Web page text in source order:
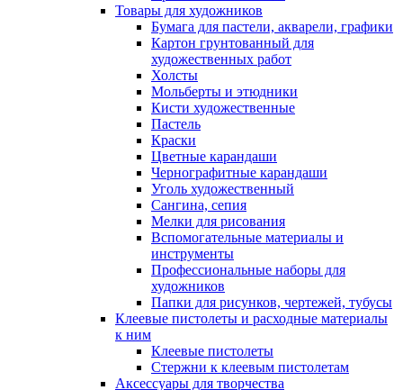
Товары для художников
Бумага для пастели, акварели, графики
Картон грунтованный для
художественных работ
Холсты
Мольберты и этюдники
Кисти художественные
Пастель
Краски
Цветные карандаши
Чернографитные карандаши
Уголь художественный
Сангина, сепия
Мелки для рисования
Вспомогательные материалы и
инструменты
Профессиональные наборы для
художников
Папки для рисунков, чертежей, тубусы
Клеевые пистолеты и расходные материалы
к ним
Клеевые пистолеты
Стержни к клеевым пистолетам
Аксессуары для творчества